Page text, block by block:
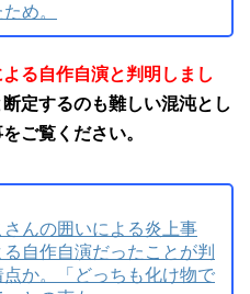
め。
る自作自演と判明しまし
定するのも難しい混沌とし
ご覧ください。
さんの囲いによる炎上事
自作自演だったことが判
か。「どっちも化け物で